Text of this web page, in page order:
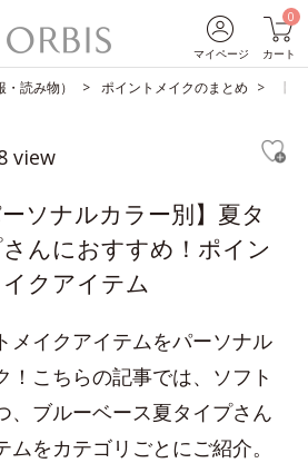
マイページ
0
カート
読み物） ポイントメイクのまとめ 【
view
ーソナルカラー別】夏タ
んにおすすめ！ポイン
イクアイテム
メイクアイテムをパーソナル
！こちらの記事では、ソフト
、ブルーベース夏タイプさん
をカテゴリごとにご紹介。